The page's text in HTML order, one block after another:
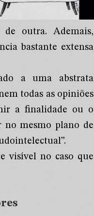
outra. Ademais,
bastante extensa
a uma abstrata
todas as opiniões
a finalidade ou o
no mesmo plano de
visível no caso que